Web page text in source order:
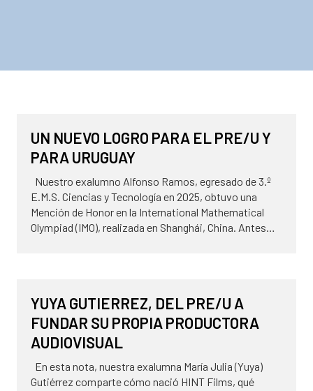
UN NUEVO LOGRO PARA EL PRE/U Y
PARA URUGUAY
Nuestro exalumno Alfonso Ramos, egresado de 3.º
E.M.S. Ciencias y Tecnología en 2025, obtuvo una
Mención de Honor en la International Mathematical
Olympiad (IMO), realizada en Shanghái, China. Antes…
YUYA GUTIERREZ, DEL PRE/U A
FUNDAR SU PROPIA PRODUCTORA
AUDIOVISUAL
En esta nota, nuestra exalumna María Julia (Yuya)
Gutiérrez comparte cómo nació HINT Films, qué